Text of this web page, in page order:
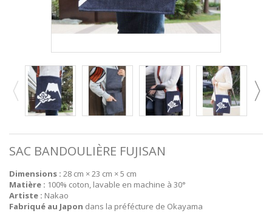
SAC BANDOULIÈRE FUJISAN
Dimensions : 28 cm × 23 cm × 5 cm
Matière : 100% coton, lavable en machine à 30°
Artiste : Nakao
Fabriqué au Japon dans la préfécture de Okayama